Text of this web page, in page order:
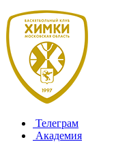
Телеграм
Академия